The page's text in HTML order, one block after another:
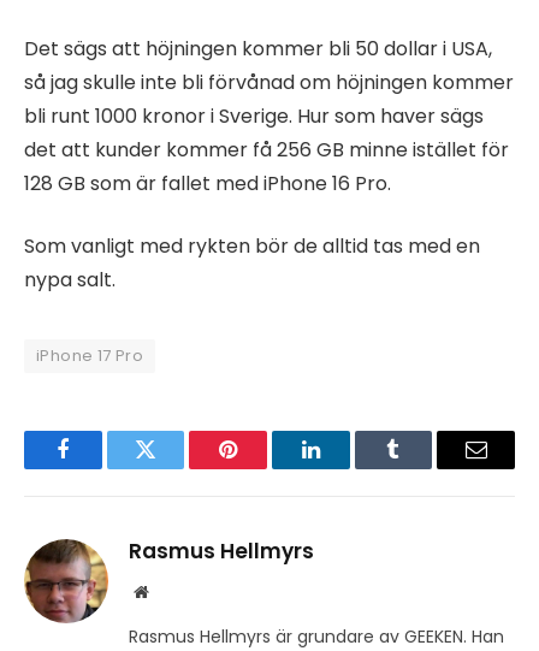
Det sägs att höjningen kommer bli 50 dollar i USA,
så jag skulle inte bli förvånad om höjningen kommer
bli runt 1000 kronor i Sverige. Hur som haver sägs
det att kunder kommer få 256 GB minne istället för
128 GB som är fallet med iPhone 16 Pro.
Som vanligt med rykten bör de alltid tas med en
nypa salt.
iPhone 17 Pro
FacebookTwitter Pinterest LinkedInTumblr Email
Rasmus Hellmyrs
Website
Rasmus Hellmyrs är grundare av GEEKEN. Han